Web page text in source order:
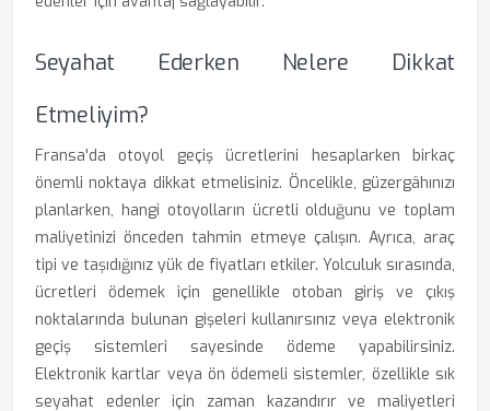
Seyahat Ederken Nelere Dikkat
Etmeliyim?
Fransa'da otoyol geçiş ücretlerini hesaplarken birkaç
önemli noktaya dikkat etmelisiniz. Öncelikle, güzergâhınızı
planlarken, hangi otoyolların ücretli olduğunu ve toplam
maliyetinizi önceden tahmin etmeye çalışın. Ayrıca, araç
tipi ve taşıdığınız yük de fiyatları etkiler. Yolculuk sırasında,
ücretleri ödemek için genellikle otoban giriş ve çıkış
noktalarında bulunan gişeleri kullanırsınız veya elektronik
geçiş sistemleri sayesinde ödeme yapabilirsiniz.
Elektronik kartlar veya ön ödemeli sistemler, özellikle sık
seyahat edenler için zaman kazandırır ve maliyetleri